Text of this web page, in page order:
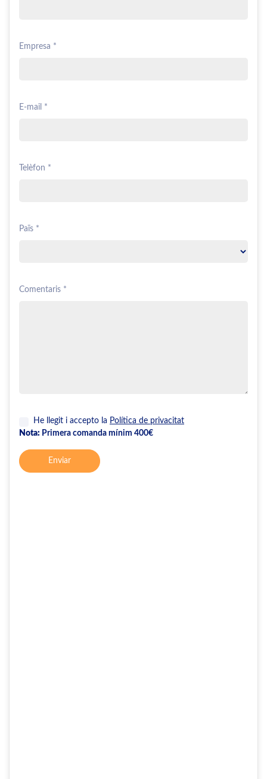
Empresa *
E-mail *
Telèfon *
Païs *
Comentaris *
He llegit i accepto la Política de privacitat
Nota: Primera comanda mínim 400€
Enviar